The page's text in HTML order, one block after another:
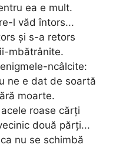
ea e mult.
l văd întors...
şi s-a retors
mbătrânite.
ncâlcite:
ne e dat de soartă
moarte.
roase cărţi
două părţi...
nu se schimbă